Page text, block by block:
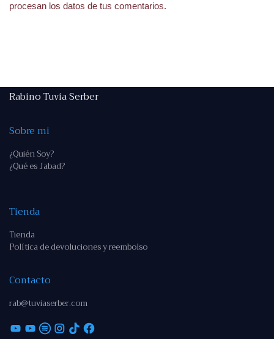
procesan los datos de tus comentarios.
Rabino Tuvia Serber
Sobre mi
¿Quién Soy?
¿Qué es Jabad?
Tienda
Tienda
Política de devoluciones y reembolso
Contacto
rab@tuviaserber.com